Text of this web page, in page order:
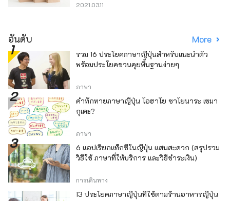
2021.03.11
อันดับ More
รวม 16 ประโยคภาษาญี่ปุ่นสำหรับแนะนำตัว
พร้อมประโยคชวนคุยพื้นฐานง่ายๆ
ภาษา
คำทักทายภาษาญี่ปุ่น โอฮาโย ซาโยนาระ เซมา
กุเตะ?
ภาษา
6 แอปเรียกแท็กซี่ในญี่ปุ่น แสนสะดวก (สรุปรวม
วิธีใช้ ภาษาที่ให้บริการ และวิธีชำระเงิน)
การเดินทาง
13 ประโยคภาษาญี่ปุ่นที่ใช้ตามร้านอาหารญี่ปุ่น